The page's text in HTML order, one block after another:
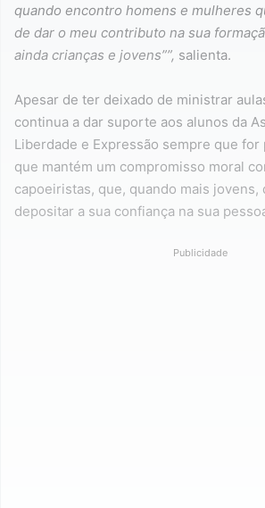
quando encontro homens e mulheres
de dar o meu contributo na sua
ainda crianças e jovens””, salienta.
Apesar de ter deixado de ministrar
continua a dar suporte aos alunos da
Liberdade e Expressão sempre que
que mantém um compromisso moral
capoeiristas, que, quando mais jovens,
depositar a sua confiança na sua
Publicidade